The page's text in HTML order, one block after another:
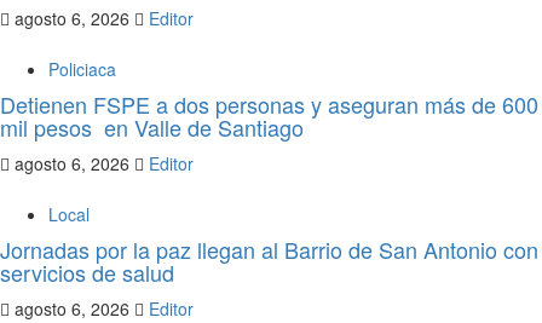
agosto 6, 2026 Editor
Policiaca
Detienen FSPE a dos personas y aseguran más de 600
mil pesos en Valle de Santiago
agosto 6, 2026 Editor
Local
Jornadas por la paz llegan al Barrio de San Antonio con
servicios de salud
agosto 6, 2026 Editor